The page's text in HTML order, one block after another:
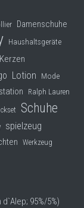
Damenschuhe
Haushaltsgeräte
Kerzen
Lotion Mode
Ralph Lauren
Schuhe
spielzeug
Werkzeug
95%/5%)